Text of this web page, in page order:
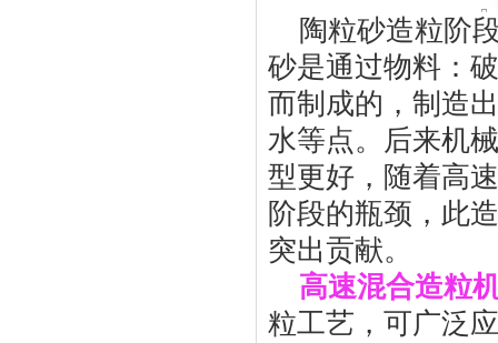
陶粒砂造粒阶
砂是通过物料：
而制成的，制造
水等点。后来机
型更好，随着高
阶段的瓶颈，此
突出贡献。
高速混合造粒
粒工艺，可广泛